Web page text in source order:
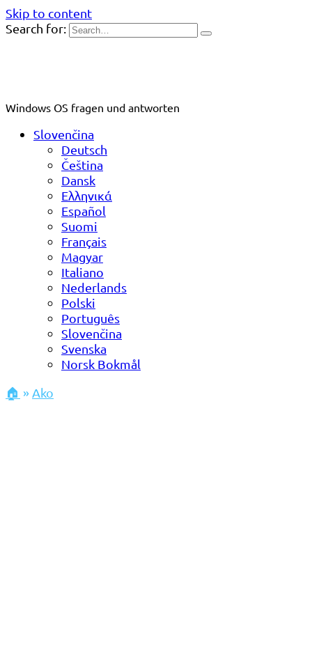
Skip to content
Search for:
Windows OS fragen und antworten
Slovenčina
Deutsch
Čeština
Dansk
Ελληνικά
Español
Suomi
Français
Magyar
Italiano
Nederlands
Polski
Português
Slovenčina
Svenska
Norsk Bokmål
🏠 » Ako